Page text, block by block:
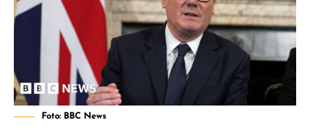
Foto: BBC News